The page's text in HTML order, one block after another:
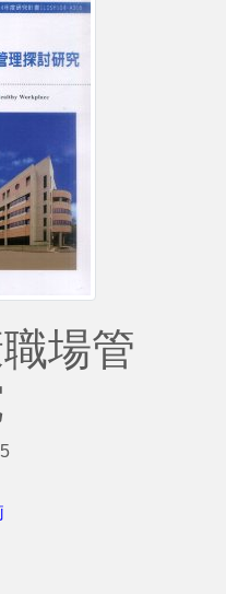
場管